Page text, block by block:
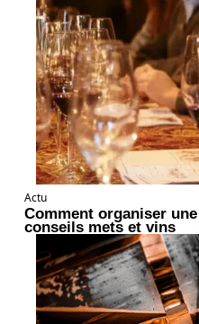
Actu
Comment organiser
conseils mets et vins